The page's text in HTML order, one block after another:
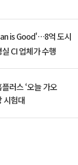
CI 업체가 수행
러스 ‘오늘 가오
시험대